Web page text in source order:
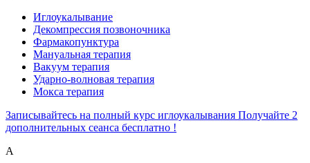
Иглоукалывание
Декомпрессия позвоночника
Фармакопунктура
Мануальная терапия
Вакуум терапия
Ударно-волновая терапия
Мокса терапия
Записывайтесь на полный курс иглоукалывания Получайте 2
дополнительных сеанса бесплатно !
А